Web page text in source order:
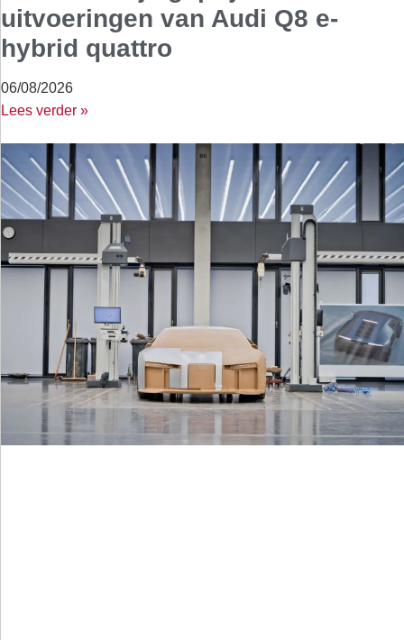
uitvoeringen van Audi Q8 e-
hybrid quattro
06/08/2026
Lees verder »